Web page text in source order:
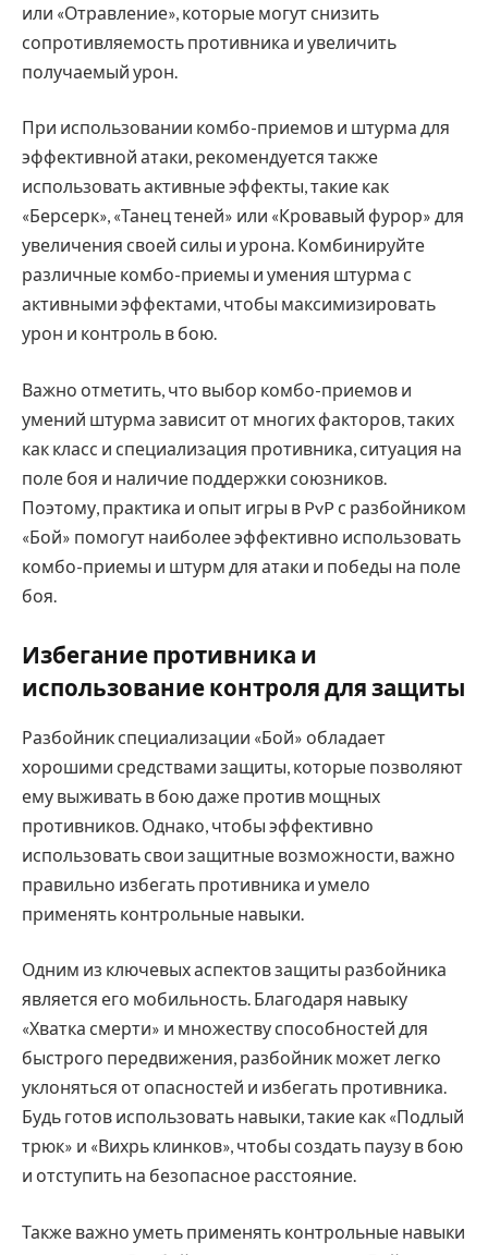
или «Отравление», которые могут снизить
сопротивляемость противника и увеличить
получаемый урон.
При использовании комбо-приемов и штурма для
эффективной атаки, рекомендуется также
использовать активные эффекты, такие как
«Берсерк», «Танец теней» или «Кровавый фурор» для
увеличения своей силы и урона. Комбинируйте
различные комбо-приемы и умения штурма с
активными эффектами, чтобы максимизировать
урон и контроль в бою.
Важно отметить, что выбор комбо-приемов и
умений штурма зависит от многих факторов, таких
как класс и специализация противника, ситуация на
поле боя и наличие поддержки союзников.
Поэтому, практика и опыт игры в PvP с разбойником
«Бой» помогут наиболее эффективно использовать
комбо-приемы и штурм для атаки и победы на поле
боя.
Избегание противника и
использование контроля для защиты
Разбойник специализации «Бой» обладает
хорошими средствами защиты, которые позволяют
ему выживать в бою даже против мощных
противников. Однако, чтобы эффективно
использовать свои защитные возможности, важно
правильно избегать противника и умело
применять контрольные навыки.
Одним из ключевых аспектов защиты разбойника
является его мобильность. Благодаря навыку
«Хватка смерти» и множеству способностей для
быстрого передвижения, разбойник может легко
уклоняться от опасностей и избегать противника.
Будь готов использовать навыки, такие как «Подлый
трюк» и «Вихрь клинков», чтобы создать паузу в бою
и отступить на безопасное расстояние.
Также важно уметь применять контрольные навыки